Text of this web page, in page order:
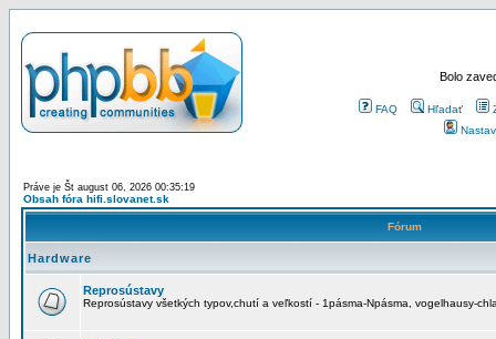
Bolo
FAQ Hľadať
Práve je Št august 06, 2026 00:35:19
Obsah fóra hifi.slovanet.sk
Fórum
Hardware
Reprosústavy
Reprosústavy všetkých typov,chutí a veľkostí - 1pásma-Npásma, vogelhausy-